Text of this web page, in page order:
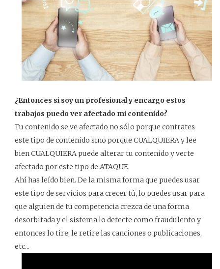
¿Entonces si soy un profesional y encargo estos
trabajos puedo ver afectado mi contenido?
Tu contenido se ve afectado no sólo porque contrates
este tipo de contenido sino porque CUALQUIERA y lee
bien CUALQUIERA puede alterar tu contenido y verte
afectado por este tipo de ATAQUE.
Ahí has leído bien. De la misma forma que puedes usar
este tipo de servicios para crecer tú, lo puedes usar para
que alguien de tu competencia crezca de una forma
desorbitada y el sistema lo detecte como fraudulento y
entonces lo tire, le retire las canciones o publicaciones,
etc...